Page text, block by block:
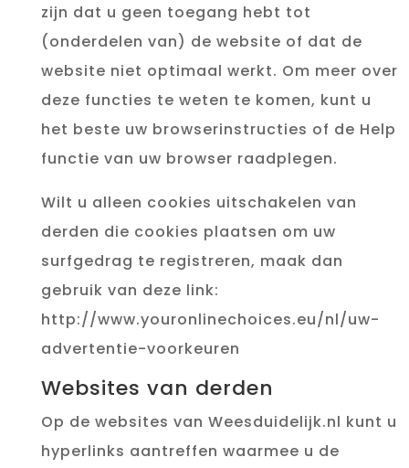
zijn dat u geen toegang hebt tot
(onderdelen van) de website of dat de
website niet optimaal werkt. Om meer over
deze functies te weten te komen, kunt u
het beste uw browserinstructies of de Help
functie van uw browser raadplegen.
Wilt u alleen cookies uitschakelen van
derden die cookies plaatsen om uw
surfgedrag te registreren, maak dan
gebruik van deze link:
http://www.youronlinechoices.eu/nl/uw-
advertentie-voorkeuren
Websites van derden
Op de websites van Weesduidelijk.nl kunt u
hyperlinks aantreffen waarmee u de